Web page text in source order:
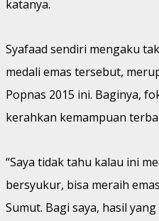
katanya.
Syafaad sendiri mengaku
medali emas tersebut,
Popnas 2015 ini. Baginya,
kerahkan kemampuan
“Saya tidak tahu kalau ini
bersyukur, bisa meraih
Sumut. Bagi saya, hasil